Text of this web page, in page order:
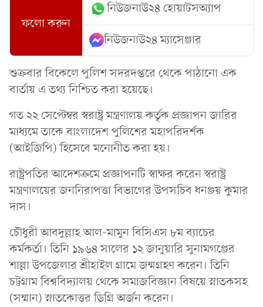
ফলো করুন
নিউজনাউ২৪ হোয়াটসঅ্যাপ
নিউজনাউ২৪ ম্যাসেঞ্জার
শুক্রবার বিকেলে পুলিশ সদরদপ্তরে থেকে পাঠানো এক
বার্তায় এ তথ্য নিশ্চিত করা হয়েছে।
গত ২২ সেপ্টেম্বর স্বরাষ্ট্র মন্ত্রণালয় কর্তৃক প্রজ্ঞাপন জারির
মাধ্যমে তাকে বাংলাদেশ পুলিশের মহাপরিদর্শক
(আইজিপি) হিসেবে মনোনীত করা হয়।
রাষ্ট্রপতির আদেশক্রমে প্রজ্ঞাপনটি স্বাক্ষর করেন স্বরাষ্ট্র
মন্ত্রণালয়ের জননিরাপত্তা বিভাগের উপসচিব ধনঞ্জয় কুমার
দাস।
চৌধুরী আবদুল্লাহ আল-মামুন বিসিএস ৮ম ব্যাচের
কর্মকর্তা। তিনি ১৯৬৪ সালের ১২ জানুয়ারি সুনামগঞ্জের
শাল্লা উপজেলার শ্রীহাইল গ্রামে জন্মগ্রহণ করেন। তিনি
চট্টগ্রাম বিশ্ববিদ্যালয় থেকে সমাজবিজ্ঞান বিষয়ে স্নাতকসহ
(সম্মান) স্নাতকোত্তর ডিগ্রি অর্জন করেন।